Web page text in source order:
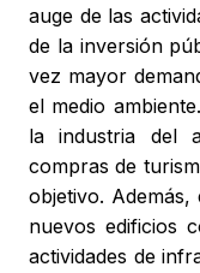
auge de las
de la inversión
vez mayor
el medio
la industria del
compras de
objetivo.
nuevos edificios
actividades de